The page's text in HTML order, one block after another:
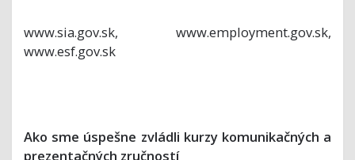
www.sia.gov.sk, www.employment.gov.sk,
www.esf.gov.sk
Ako sme úspešne zvládli kurzy komunikačných a
prezentačných zručností